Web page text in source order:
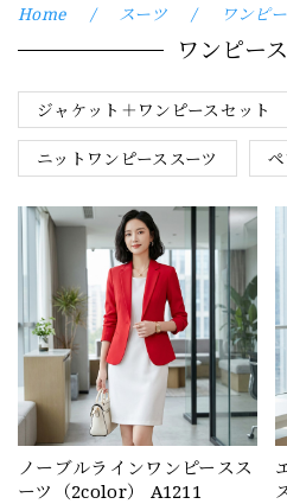
Home スーツ ワンピ
ワンピー
ジャケット＋ワンピースセット
ニットワンピーススーツ
ノーブルラインワンピースス
ーツ（2color） A1211